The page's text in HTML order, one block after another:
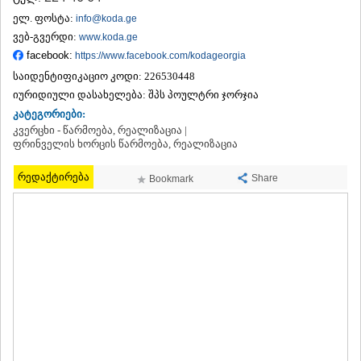
ᲗᲔᲠᲯᲝᲚᲐ
ᲡᲐᲛᲢᲠᲔᲓᲘᲐ
ᲡᲐᲩᲮᲔᲠᲔ
ᲢᲧᲘᲑᲣᲚᲘ
ᲥᲣᲗᲐᲘᲡᲘ
ᲬᲧᲐᲚᲢᲣᲑᲝ
ᲭᲘᲐᲗᲣᲠᲐ
ᲮᲐᲠᲐᲒᲐᲣᲚᲘ
ᲮᲝᲜᲘ
ᲐᲮᲛᲔᲢᲐ
ᲒᲣᲠᲯᲐᲐᲜᲘ
ელ. ფოსტა: info@koda.ge
ვებ-გვერდი: www.koda.ge
facebook: https://www.facebook.com/kodageorgia
საიდენტიფიკაციო კოდი: 226530448
იურიდიული დასახელება: შპს პოულტრი ჯორჯია
კატეგორიები:
კვერცხი - წარმოება, რეალიზაცია |
ფრინველის ხორცის წარმოება, რეალიზაცია
რედაქტირება Bookmark Share